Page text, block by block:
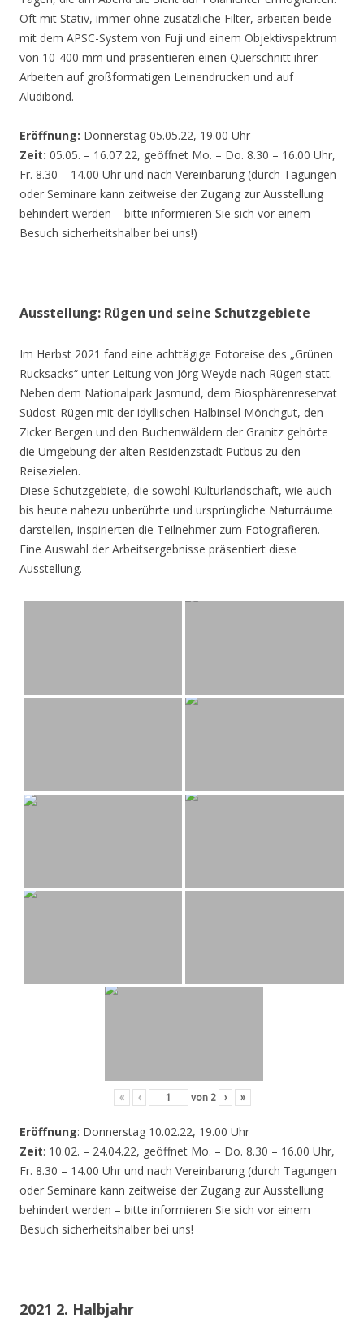
Oft mit Stativ, immer ohne zusätzliche Filter, arbeiten beide
mit dem APSC-System von Fuji und einem Objektivspektrum
von 10-400 mm und präsentieren einen Querschnitt ihrer
Arbeiten auf großformatigen Leinendrucken und auf
Aludibond.
Eröffnung: Donnerstag 05.05.22, 19.00 Uhr
Zeit: 05.05. – 16.07.22, geöffnet Mo. – Do. 8.30 – 16.00 Uhr,
Fr. 8.30 – 14.00 Uhr und nach Vereinbarung (durch Tagungen
oder Seminare kann zeitweise der Zugang zur Ausstellung
behindert werden – bitte informieren Sie sich vor einem
Besuch sicherheitshalber bei uns!)
Ausstellung: Rügen und seine Schutzgebiete
Im Herbst 2021 fand eine achttägige Fotoreise des „Grünen
Rucksacks“ unter Leitung von Jörg Weyde nach Rügen statt.
Neben dem Nationalpark Jasmund, dem Biosphärenreservat
Südost-Rügen mit der idyllischen Halbinsel Mönchgut, den
Zicker Bergen und den Buchenwäldern der Granitz gehörte
die Umgebung der alten Residenzstadt Putbus zu den
Reisezielen.
Diese Schutzgebiete, die sowohl Kulturlandschaft, wie auch
bis heute nahezu unberührte und ursprüngliche Naturräume
darstellen, inspirierten die Teilnehmer zum Fotografieren.
Eine Auswahl der Arbeitsergebnisse präsentiert diese
Ausstellung.
« ‹ von 2 › »
Eröffnung: Donnerstag 10.02.22, 19.00 Uhr
Zeit: 10.02. – 24.04.22, geöffnet Mo. – Do. 8.30 – 16.00 Uhr,
Fr. 8.30 – 14.00 Uhr und nach Vereinbarung (durch Tagungen
oder Seminare kann zeitweise der Zugang zur Ausstellung
behindert werden – bitte informieren Sie sich vor einem
Besuch sicherheitshalber bei uns!
2021 2. Halbjahr